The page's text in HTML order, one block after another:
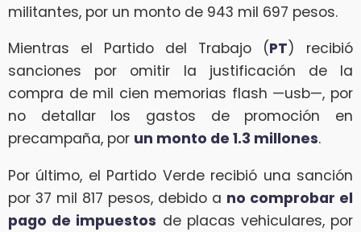
militantes, por un monto de 943 mil 697 pesos.
Mientras el Partido del Trabajo (PT) recibió
sanciones por omitir la justificación de la
compra de mil cien memorias flash —usb—, por
no detallar los gastos de promoción en
precampaña, por un monto de 1.3 millones.
Por último, el Partido Verde recibió una sanción
por 37 mil 817 pesos, debido a no comprobar el
pago de impuestos de placas vehiculares, por